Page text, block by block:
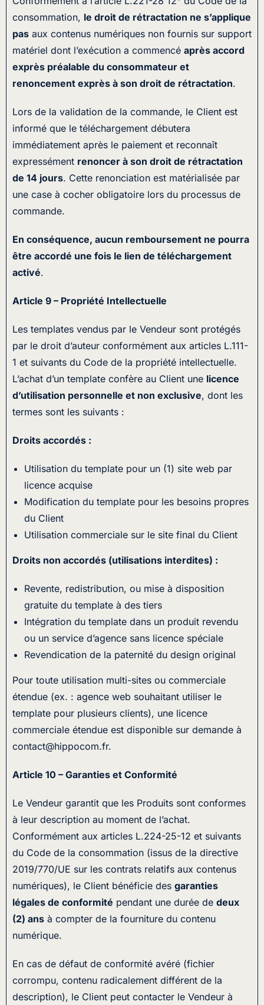
consommation, le droit de rétractation ne s’applique
pas aux contenus numériques non fournis sur support
matériel dont l’exécution a commencé après accord
exprès préalable du consommateur et
renoncement exprès à son droit de rétractation.
Lors de la validation de la commande, le Client est
informé que le téléchargement débutera
immédiatement après le paiement et reconnaît
expressément renoncer à son droit de rétractation
de 14 jours. Cette renonciation est matérialisée par
une case à cocher obligatoire lors du processus de
commande.
En conséquence, aucun remboursement ne pourra
être accordé une fois le lien de téléchargement
activé.
Article 9 – Propriété Intellectuelle
Les templates vendus par le Vendeur sont protégés
par le droit d’auteur conformément aux articles L.111-
1 et suivants du Code de la propriété intellectuelle.
L’achat d’un template confère au Client une licence
d’utilisation personnelle et non exclusive, dont les
termes sont les suivants :
Droits accordés :
Utilisation du template pour un (1) site web par
licence acquise
Modification du template pour les besoins propres
du Client
Utilisation commerciale sur le site final du Client
Droits non accordés (utilisations interdites) :
Revente, redistribution, ou mise à disposition
gratuite du template à des tiers
Intégration du template dans un produit revendu
ou un service d’agence sans licence spéciale
Revendication de la paternité du design original
Pour toute utilisation multi-sites ou commerciale
étendue (ex. : agence web souhaitant utiliser le
template pour plusieurs clients), une licence
commerciale étendue est disponible sur demande à
contact@hippocom.fr.
Article 10 – Garanties et Conformité
Le Vendeur garantit que les Produits sont conformes
à leur description au moment de l’achat.
Conformément aux articles L.224-25-12 et suivants
du Code de la consommation (issus de la directive
2019/770/UE sur les contrats relatifs aux contenus
numériques), le Client bénéficie des garanties
légales de conformité pendant une durée de deux
(2) ans à compter de la fourniture du contenu
numérique.
En cas de défaut de conformité avéré (fichier
corrompu, contenu radicalement différent de la
description), le Client peut contacter le Vendeur à